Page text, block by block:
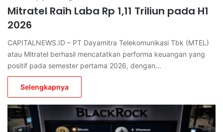
Mitratel Raih Laba Rp 1,11 Triliun pada H1
2026
CAPITALNEWS.ID – PT Dayamitra Telekomunikasi Tbk (MTEL)
atau Mitratel berhasil mencatatkan performa keuangan yang
positif pada semester pertama 2026, dengan…
Selengkapnya